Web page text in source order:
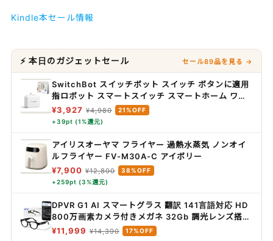
Kindle本セール情報
⚡ 本日のガジェットセール セール89品を見る →
SwitchBot スイッチボット スイッチ ボタンに適用
指ロボット スマートスイッチ スマートホーム ワイ
ヤレス タイマー スマホで遠隔操作 Alexa, Google
Home, Siri, IFTTTなどに対応(ハブ必要) ホワイト
¥3,927 ¥4,980
21%OFF
+39pt (1%還元)
アイリスオーヤマ フライヤー 過熱水蒸気 ノンオイ
ルフライヤー FV-M30A-C アイボリー
¥7,900 ¥12,800
38%OFF
+259pt (3%還元)
DPVR G1 AI スマートグラス 翻訳 141言語対応 HD
800万画素カメラ付きメガネ 32Gb 調光レンズ搭載
AI画像認識 メガネ型カメラ オーディオグラス スマ
¥11,999 ¥14,390 17%OFF